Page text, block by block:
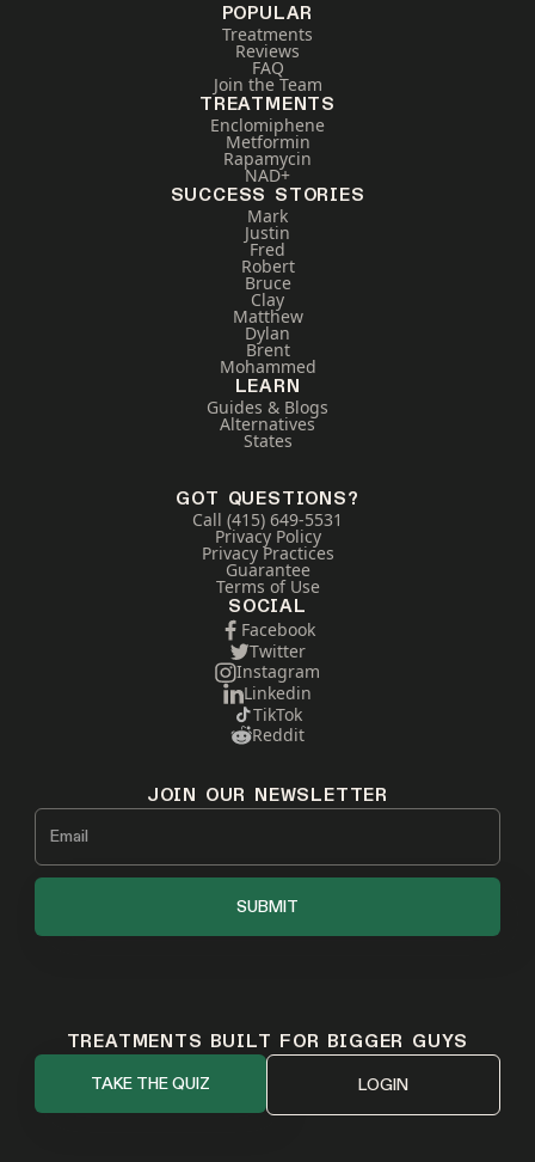
POPULAR
Treatments
Reviews
FAQ
Join the Team
TREATMENTS
Enclomiphene
Metformin
Rapamycin
NAD+
SUCCESS STORIES
Mark
Justin
Fred
Robert
Bruce
Clay
Matthew
Dylan
Brent
Mohammed
LEARN
Guides & Blogs
Alternatives
States
GOT QUESTIONS?
Call (415) 649-5531
Privacy Policy
Privacy Practices
Guarantee
Terms of Use
SOCIAL
Facebook
Twitter
Instagram
Linkedin
TikTok
Reddit
JOIN OUR NEWSLETTER
TREATMENTS BUILT FOR BIGGER GUYS
TAKE THE QUIZ LOGIN